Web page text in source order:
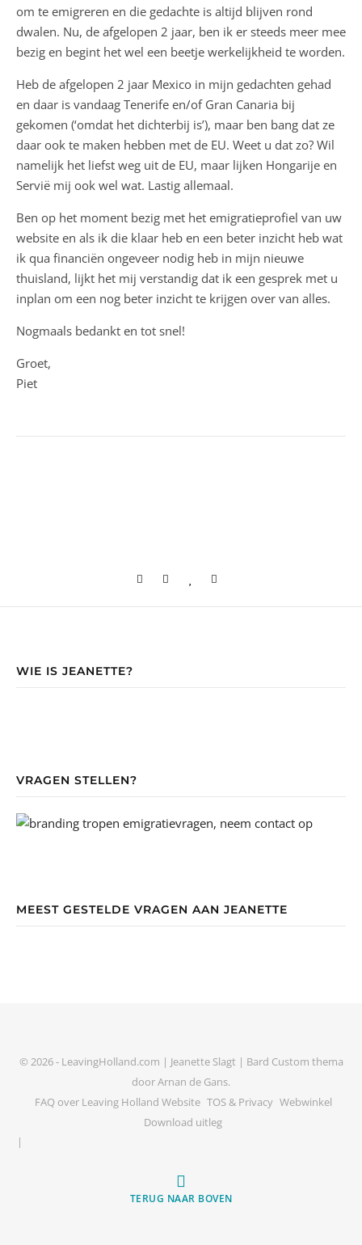
om te emigreren en die gedachte is altijd blijven rond
dwalen. Nu, de afgelopen 2 jaar, ben ik er steeds meer mee
bezig en begint het wel een beetje werkelijkheid te worden.
Heb de afgelopen 2 jaar Mexico in mijn gedachten gehad
en daar is vandaag Tenerife en/of Gran Canaria bij
gekomen (‘omdat het dichterbij is’), maar ben bang dat ze
daar ook te maken hebben met de EU. Weet u dat zo? Wil
namelijk het liefst weg uit de EU, maar lijken Hongarije en
Servië mij ook wel wat. Lastig allemaal.
Ben op het moment bezig met het emigratieprofiel van uw
website en als ik die klaar heb en een beter inzicht heb wat
ik qua financiën ongeveer nodig heb in mijn nieuwe
thuisland, lijkt het mij verstandig dat ik een gesprek met u
inplan om een nog beter inzicht te krijgen over van alles.
Nogmaals bedankt en tot snel!
Groet,
Piet
WIE IS JEANETTE?
VRAGEN STELLEN?
MEEST GESTELDE VRAGEN AAN JEANETTE
© 2026 - LeavingHolland.com | Jeanette Slagt | Bard Custom thema
doorArnan de Gans.
FAQ over Leaving Holland Website TOS & Privacy Webwinkel
Download uitleg
TERUG NAAR BOVEN